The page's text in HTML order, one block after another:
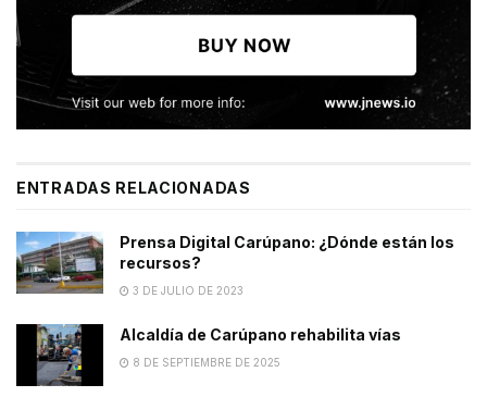
ENTRADAS RELACIONADAS
Prensa Digital Carúpano: ¿Dónde están los
recursos?
3 DE JULIO DE 2023
Alcaldía de Carúpano rehabilita vías
8 DE SEPTIEMBRE DE 2025